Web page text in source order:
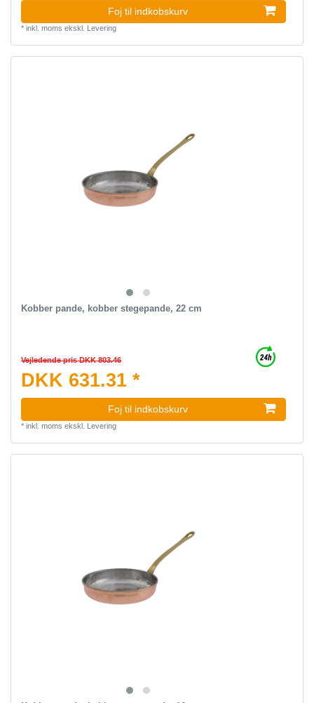
Foj til indkobskurv
* inkl. moms ekskl. Levering
Kobber pande, kobber stegepande, 22 cm
Vejledende pris DKK 803.46
DKK 631.31 *
Foj til indkobskurv
* inkl. moms ekskl. Levering